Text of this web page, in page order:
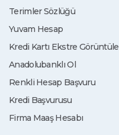
Terimler Sözlüğü
Yuvam Hesap
Kredi Kartı Ekstre Görüntüle
Anadolubanklı Ol
Renkli Hesap Başvuru
Kredi Başvurusu
Firma Maaş Hesabı